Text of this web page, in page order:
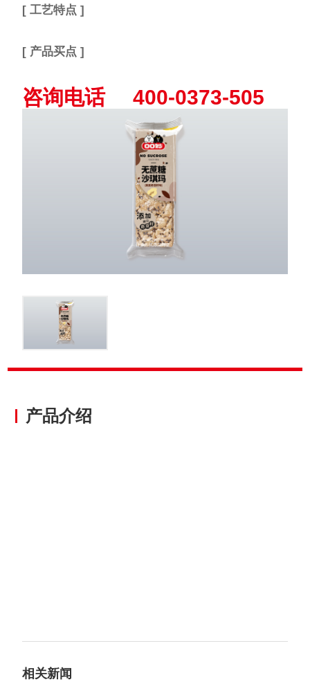
[ 工艺特点 ]
[ 产品买点 ]
咨询电话 400-0373-505
产品介绍
相关新闻